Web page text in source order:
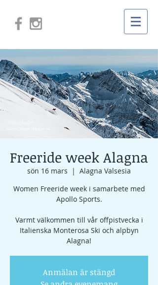
Freeride week Alagna
sön 16 mars
  |
Alagna Valsesia
Women Freeride week i samarbete med
Apollo Sports.
Varmt välkommen till vår offpistvecka i
Italienska Monterosa Ski och alpbyn
Alagna!
Anmälan är stängd